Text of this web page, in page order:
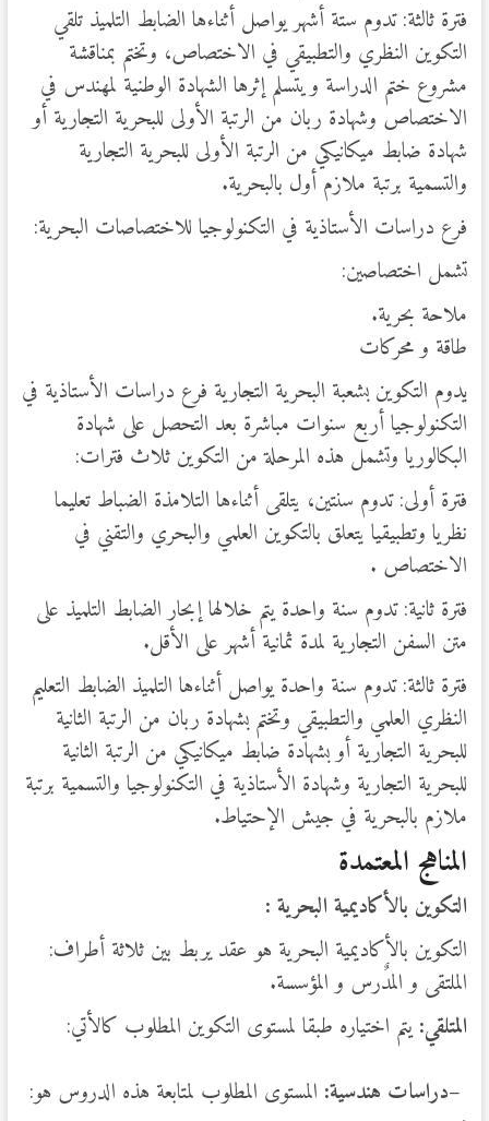
فترة ثالثة: تدوم ستة أشهر يواصل أثناءها الضابط التلميذ تلقي
التكوين النظري والتطبيقي في الاختصاص، وتختم بمناقشة
مشروع ختم الدراسة ويتسلم إثرها الشهادة الوطنية لمهندس في
الاختصاص وشهادة ربان من الرتبة الأولى للبحرية التجارية أو
شهادة ضابط ميكانيكي من الرتبة الأولى للبحرية التجارية
والتسمية برتبة ملازم أول بالبحرية.
فرع دراسات الأستاذية في التكنولوجيا للاختصاصات البحرية:
تشمل اختصاصين:
ملاحة بحرية.
طاقة و محركات
يدوم التكوين بشعبة البحرية التجارية فرع دراسات الأستاذية في
التكنولوجيا أربع سنوات مباشرة بعد التحصل على شهادة
البكالوريا وتشمل هذه المرحلة من التكوين ثلاث فترات:
فترة أولى: تدوم سنتين، يتلقى أثناءها التلامذة الضباط تعليما
نظريا وتطبيقيا يتعلق بالتكوين العلمي والبحري والتقني في
الاختصاص .
فترة ثانية: تدوم سنة واحدة يتم خلالها إبحار الضابط التلميذ على
متن السفن التجارية لمدة ثمانية أشهر على الأقل.
فترة ثالثة: تدوم سنة واحدة يواصل أثناءها التلميذ الضابط التعليم
النظري العلمي والتطبيقي وتختم بشهادة ربان من الرتبة الثانية
للبحرية التجارية أو بشهادة ضابط ميكانيكي من الرتبة الثانية
للبحرية التجارية وشهادة الأستاذية في التكنولوجيا والتسمية برتبة
ملازم بالبحرية في جيش الإحتياط.
المناهج المعتمدة
التكوين بالأكاديمية البحرية :
التكوين بالأكاديمية البحرية هو عقد يربط بين ثلاثة أطراف:
الملتقى و المدٌرس و المؤسسة.
المتلقي:يتم اختياره طبقا لمستوى التكوين المطلوب كالأتي:
–دراسات هندسية: المستوى المطلوب لمتابعة هذه الدروس هو: